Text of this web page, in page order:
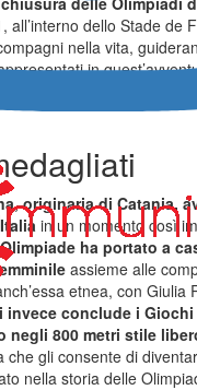
all’interno dello Stade de
nella vita,
in
di gare, dopo la
originaria di Catania,
in un momento così
ha portato a
assieme alle
etnea, con Giulia
invece conclude i
negli 800 metri stile
che gli consente di
nella storia delle